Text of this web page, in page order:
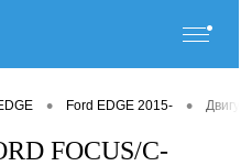
• Ford EDGE 2015- • Двигун
FOCUS/C-